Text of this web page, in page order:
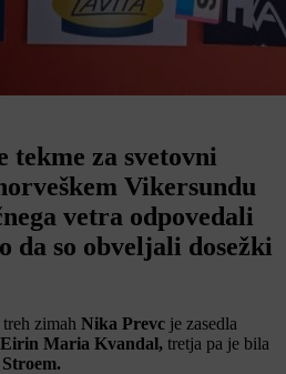
za svetovni
Vikersundu
vetra odpovedali
da so obveljali dosežki
zimah Nika Prevc je zasedla
Eirin Maria Kvandal, tretja pa je bila